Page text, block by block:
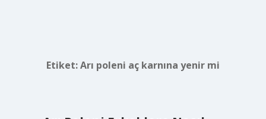
Etiket:Arı poleni aç karnına yenir mi